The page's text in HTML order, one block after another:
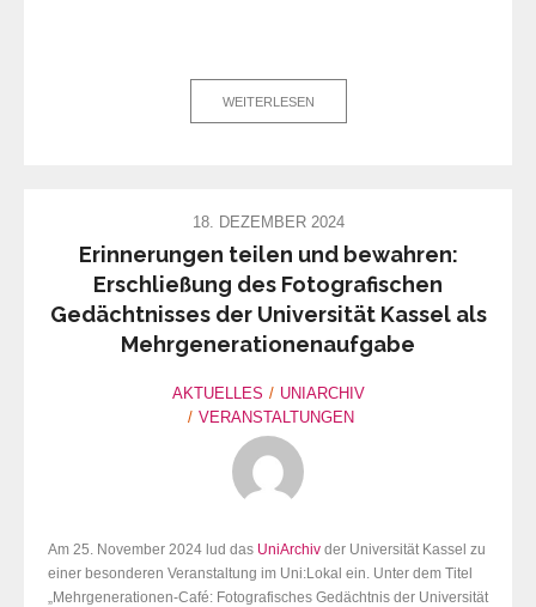
WEITERLESEN
18. DEZEMBER 2024
Erinnerungen teilen und bewahren:
Erschließung des Fotografischen
Gedächtnisses der Universität Kassel als
Mehrgenerationenaufgabe
AKTUELLES
UNIARCHIV
VERANSTALTUNGEN
Am 25. November 2024 lud das UniArchiv der Universität Kassel zu
einer besonderen Veranstaltung im Uni:Lokal ein. Unter dem Titel
„Mehrgenerationen-Café: Fotografisches Gedächtnis der Universität